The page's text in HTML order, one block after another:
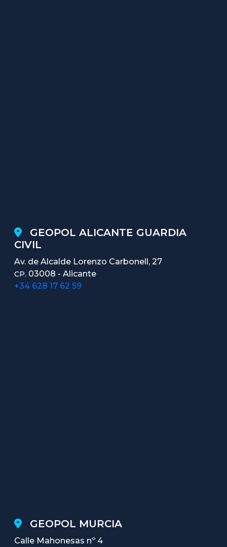
GEOPOL ALICANTE GUARDIA
CIVIL
Av. de Alcalde Lorenzo Carbonell, 27
CP. 03008 - Alicante
+34 628 17 62 59
GEOPOL MURCIA
Calle Mahonesas nº 4